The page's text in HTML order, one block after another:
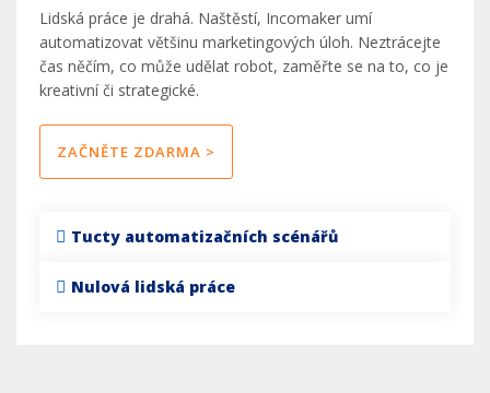
Lidská práce je drahá. Naštěstí, Incomaker umí
automatizovat většinu marketingových úloh. Neztrácejte
čas něčím, co může udělat robot, zaměřte se na to, co je
kreativní či strategické.
ZAČNĚTE ZDARMA >
Tucty automatizačních scénářů
Nulová lidská práce